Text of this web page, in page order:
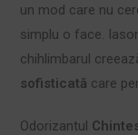
un mod care nu
simplu o face.
chihlimbarul
sofisticată care
Odorizantul